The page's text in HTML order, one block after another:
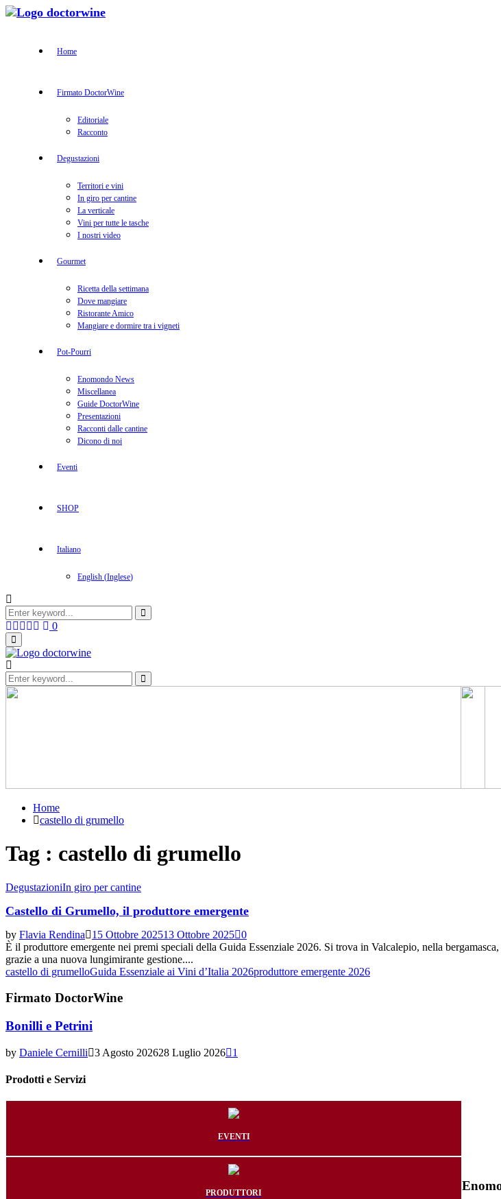
Home
Firmato DoctorWine
Editoriale
Racconto
Degustazioni
Territori e vini
In giro per cantine
La verticale
Vini per tutte le tasche
I nostri video
Gourmet
Ricetta della settimana
Dove mangiare
Ristorante Amico
Mangiare e dormire tra i vigneti
Pot-Pourri
Enomondo News
Miscellanea
Guide DoctorWine
Presentazioni
Racconti dalle cantine
Dicono di noi
Eventi
SHOP
Italiano
English (Inglese)
Search
for:
Search
Facebook
Twitter
Instagram
Linkedin
Youtube
0
Primary
Menu
Search
for:
Search
Home
castello di grumello
Tag : castello di grumello
DegustazioniIn giro per cantine
Castello di Grumello, il produttore emergente
by Flavia Rendina 15 Ottobre 202513 Ottobre 2025 0
È il produttore emergente nei premi speciali della Guida Essenziale 2026. Si trova in Valcalepio, nella
grazie a una nuova lungimirante gestione....
castello di grumelloGuida Essenziale ai Vini d’Italia 2026produttore emergente 2026
Firmato DoctorWine
Bonilli e Petrini
by Daniele Cernilli 3 Agosto 202628 Luglio 2026 1
Prodotti e Servizi
EVENTI
PRODUTTORI